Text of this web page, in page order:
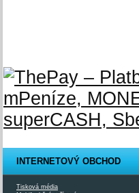
INTERNETOVÝ OBCHOD
Tisková média